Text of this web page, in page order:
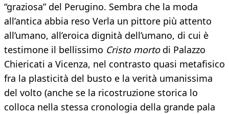
“graziosa” del Perugino. Sembra che la moda
all’antica abbia reso Verla un pittore più attento
all’umano, all’eroica dignità dell’umano, di cui è
testimone il bellissimo Cristo mortodi Palazzo
Chiericati a Vicenza, nel contrasto quasi metafisico
fra la plasticità del busto e la verità umanissima
del volto (anche se la ricostruzione storica lo
colloca nella stessa cronologia della grande pala